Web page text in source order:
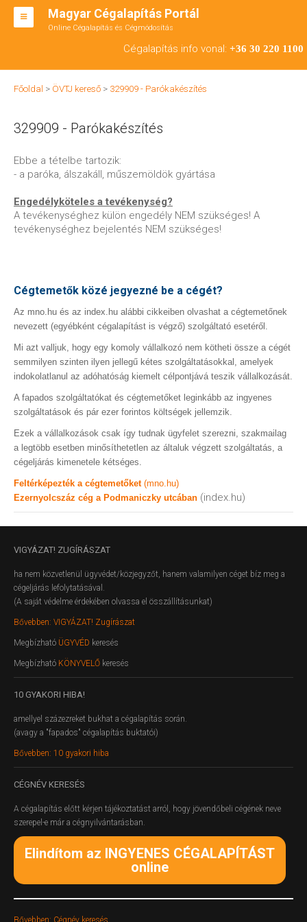
Magyar Cégalapítás Portál
Online Cégalapítás és Cégmódosítás
Cégalapítás info vonal: +36 30 220 1100
BT ALAPÍTÁS
CÉGMÓDOSÍTÁS
ÁTALAKULÁS
TEÁOR SZÁMOK '08
ENGEDÉLYKÖTELES
Főoldal > ÖVTJ kereső > 329909 - Parókakészítés
329909 - Parókakészítés
Ebbe a tételbe tartozik:
- a paróka, álszakáll, műszemöldök gyártása
Engedélyköteles a tevékenység?
A tevékenységhez külön engedély NEM szükséges! A
tevékenységhez bejelentés NEM szükséges!
Cégtemetők közé jegyezné be a cégét?
Az mno.hu és az index.hu alábbi cikkeiben olvashat a cégtemetőnek
nevezett (egyébként cégalapítást is végző) szolgáltató esetéről.
Mi azt valljuk, hogy egy komoly vállalkozó nem kötheti össze a cégét
semmilyen szinten ilyen jellegű kétes szolgáltatásokkal, amelyek
indokolatlanul az adóhatóság kiemelt célpontjává teszik vállalkozását.
A fapados szolgáltatókat és cégtemetőket leginkább az ingyenes
szolgáltatások és pár ezer forintos költségek jellemzik.
Ezek a vállalkozások csak így tudnak ügyfelet szerezni, szakmailag
a legtöbb esetben minősíthetetlen az általuk végzett szolgáltatás, a
cégeljárás kimenetele kétséges.
Feltérképezték a cégtemetőket (mno.hu)
Ezernyolcszáz cég a Podmaniczky utcában (index.hu)
VIGYÁZAT! ZUGÍRÁSZAT
ha nem közvetlenül ügyvédet/közjegyzőt, hanem valamilyen céget bíz meg a
cégeljárás lefolytatásával.
(A saját védelme érdekében olvassa el összállításunkat)
Bővebben: VIGYÁZAT! Zugírászat
Megbízható ÜGYVÉD keresés
Megbízható KÖNYVELŐ keresés
10 GYAKORI HIBA!
amellyel százezreket bukhat a cégalapítás során.
(avagy a "fapados" cégalapítás buktatói)
Bővebben: 10 gyakori hiba
CÉGNÉV KERESÉS
A cégalapítás előtt kérjen tájékoztatást arról, hogy jövendőbeli cégének neve
szerepel-e már a cégnyilvántarásban.
Elindítom az INGYENES CÉGALAPÍTÁST
online
Bővebben: Cégnév keresés